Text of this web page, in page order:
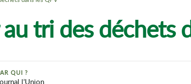
tri des déchets
QUI ?
l’Union